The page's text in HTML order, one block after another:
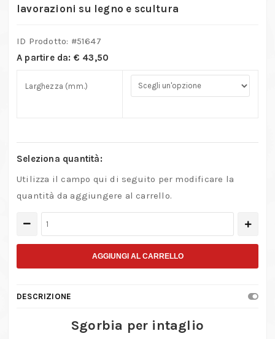
lavorazioni su legno e scultura
ID Prodotto: #51647
A partire da: € 43,50
Larghezza (mm.)
Seleziona quantità:
Utilizza il campo qui di seguito per modificare la
quantità da aggiungere al carrello.
Sgorbia
in
per
AGGIUNGI AL CARRELLO
DESCRIZIONE
Sgorbia per intaglio